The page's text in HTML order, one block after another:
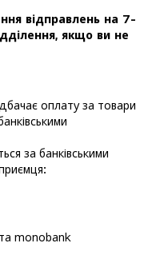
відправлень на 7-
якщо ви не
оплату за товари
за банківськими
monobank